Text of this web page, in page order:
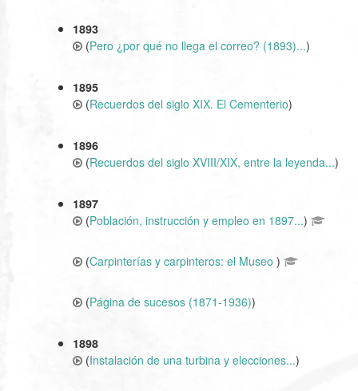
1893
(Pero ¿por qué no llega el correo? (1893)...)
1895
(Recuerdos del siglo XIX. El Cementerio)
1896
(Recuerdos del siglo XVIII/XIX, entre la leyenda...)
1897
(Población, instrucción y empleo en 1897...)
(Carpinterías y carpinteros: el Museo)
(Página de sucesos (1871-1936))
1898
(Instalación de una turbina y elecciones...)